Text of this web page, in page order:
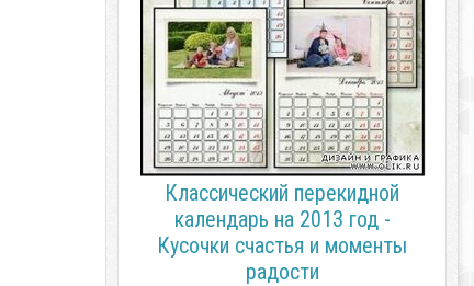
Классический перекидной
календарь на 2013 год -
Кусочки счастья и моменты
радости